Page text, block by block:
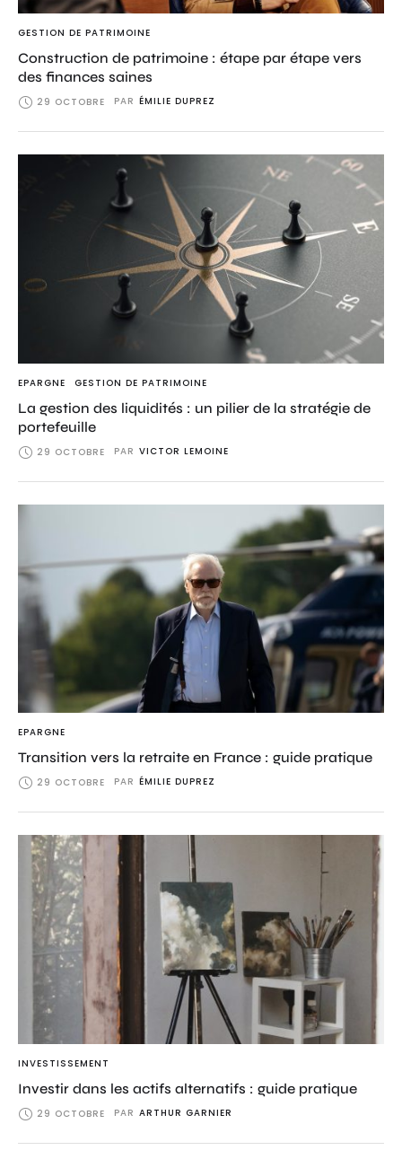
GESTION DE PATRIMOINE
Construction de patrimoine : étape par étape vers
des finances saines
29 OCTOBRE PAR ÉMILIE DUPREZ
EPARGNE GESTION DE PATRIMOINE
La gestion des liquidités : un pilier de la stratégie de
portefeuille
29 OCTOBRE PAR VICTOR LEMOINE
EPARGNE
Transition vers la retraite en France : guide pratique
29 OCTOBRE PAR ÉMILIE DUPREZ
INVESTISSEMENT
Investir dans les actifs alternatifs : guide pratique
29 OCTOBRE PAR ARTHUR GARNIER